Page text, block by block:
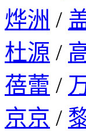
烨洲 /
杜源 /
蓓蕾 /
京京 /